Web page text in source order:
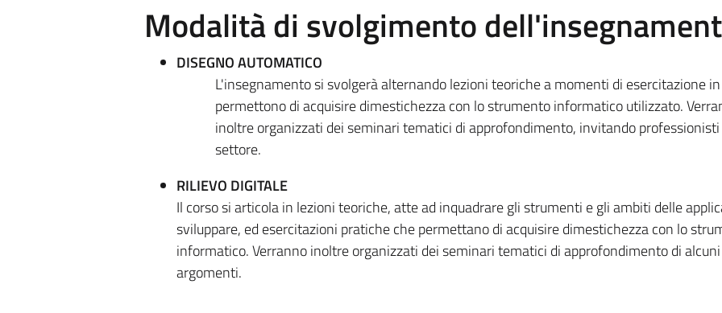
Modalità di svolgimento
DISEGNO AUTOMATICO
L'insegnamento si svolgerà alternando lezioni teoriche a momenti di esercitazione
permettono di acquisire dimestichezza con lo strumento informatico utilizzato.
inoltre organizzati dei seminari tematici di approfondimento, invitando professionisti
settore.
RILIEVO DIGITALE
Il corso si articola in lezioni teoriche, atte ad inquadrare gli strumenti e gli ambiti delle
sviluppare, ed esercitazioni pratiche che permettano di acquisire dimestichezza con lo
informatico. Verranno inoltre organizzati dei seminari tematici di approfondimento di alcuni
argomenti.